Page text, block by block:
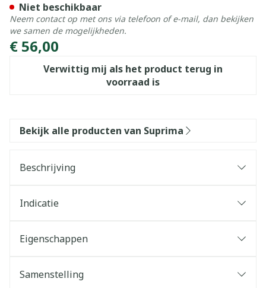
€ 56,00
Verwittig mij als het product terug in
voorraad is
Niet beschikbaar
Neem contact op met ons via telefoon of e-mail, dan bekijken
we samen de mogelijkheden.
Bekijk alle producten van Suprima
Beschrijving
Indicatie
Eigenschappen
Samenstelling